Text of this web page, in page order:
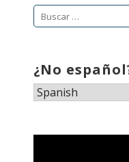
Buscar:
¿No